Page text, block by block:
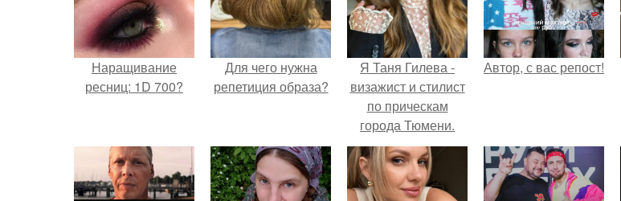
Наращивание
ресниц: 1D 700?
Для чего нужна
репетиция образа?
Я Таня Гилева -
визажист и стилист
по прическам
города Тюмени.
Автор, с вас репост!